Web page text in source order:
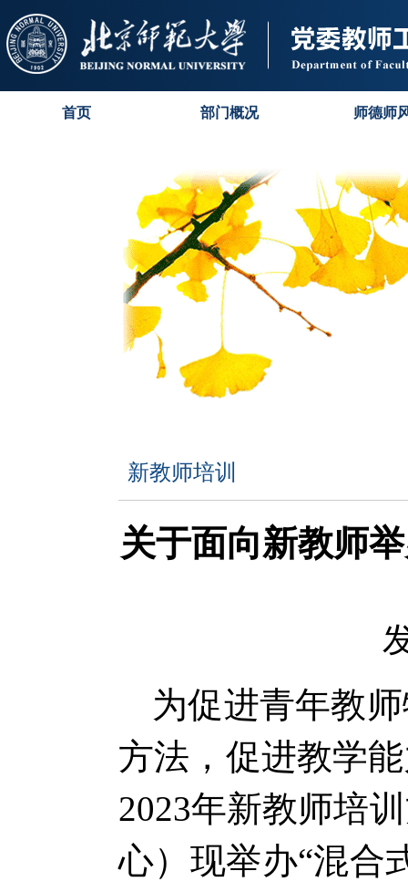
首页 部门概况 师德师
新教师培训
关于面向新教师
为促进青年教
方法，促进教学
2023年新教师培
心）现举办“混合